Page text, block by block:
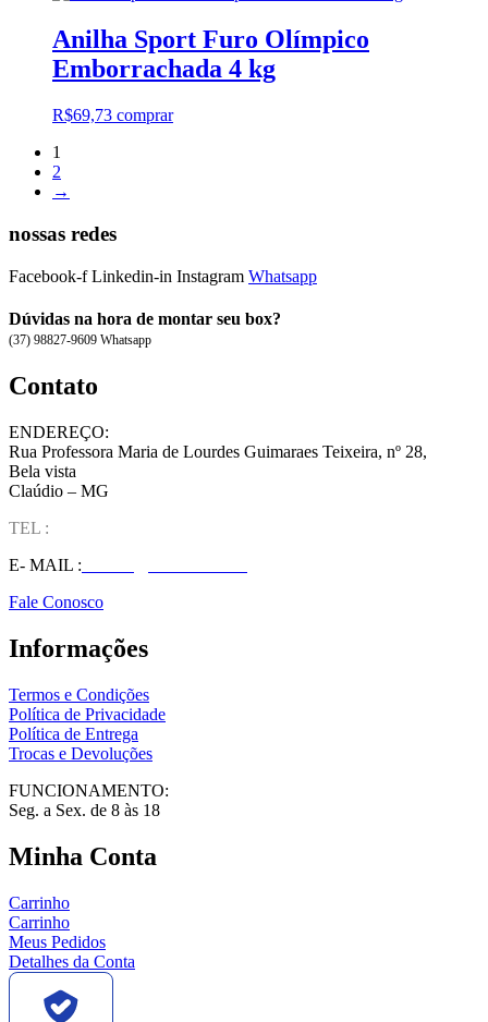
Anilha Sport Furo Olímpico
Emborrachada 4 kg
R$69,73 comprar
1
2
→
nossas redes
Facebook-f Linkedin-in Instagram Whatsapp
Dúvidas na hora de montar seu box?
(37) 98827-9609 Whatsapp
Contato
ENDEREÇO:
Rua Professora Maria de Lourdes Guimaraes Teixeira, nº 28,
Bela vista
Claúdio – MG
TEL :
E- MAIL :
Fale Conosco
Informações
Termos e Condições
Política de Privacidade
Política de Entrega
Trocas e Devoluções
FUNCIONAMENTO:
Seg. a Sex. de 8 às 18
Minha Conta
Carrinho
Carrinho
Meus Pedidos
Detalhes da Conta